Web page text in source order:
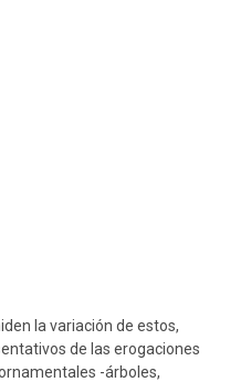
la variación de estos,
de las erogaciones
-árboles,